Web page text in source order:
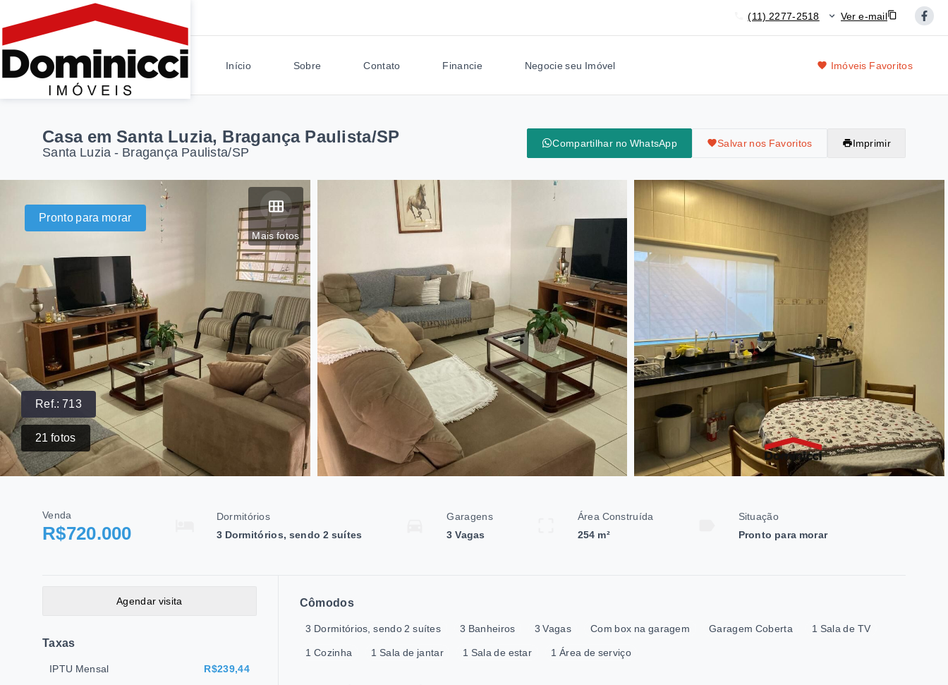
(11) 2277-2518 Ver e-mail
Início Sobre Contato Financie Negocie seu Imóvel Imóveis Favoritos
Casa em Santa Luzia, Bragança Paulista/SP
Santa Luzia - Bragança Paulista/SP
Compartilhar no WhatsApp Salvar nos Favoritos Imprimir
Ref.:713
21 fotos
Mais fotos
Pronto para morar
Venda
R$720.000
Dormitórios
3 Dormitórios, sendo 2 suítes
Garagens
3 Vagas
Área Construída
254 m²
Situação
Pronto para morar
Cômodos
3 Dormitórios, sendo 2 suítes 3 Banheiros 3 Vagas Com box na garagem Garagem Coberta 1 Sala de TV
1 Cozinha 1 Sala de jantar 1 Sala de estar 1 Área de serviço
Agendar visita
Taxas
IPTU Mensal R$239,44